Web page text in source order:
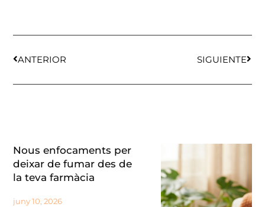
ANTERIOR SIGUIENTE
Nous enfocaments per
deixar de fumar des de
la teva farmàcia
juny 10, 2026